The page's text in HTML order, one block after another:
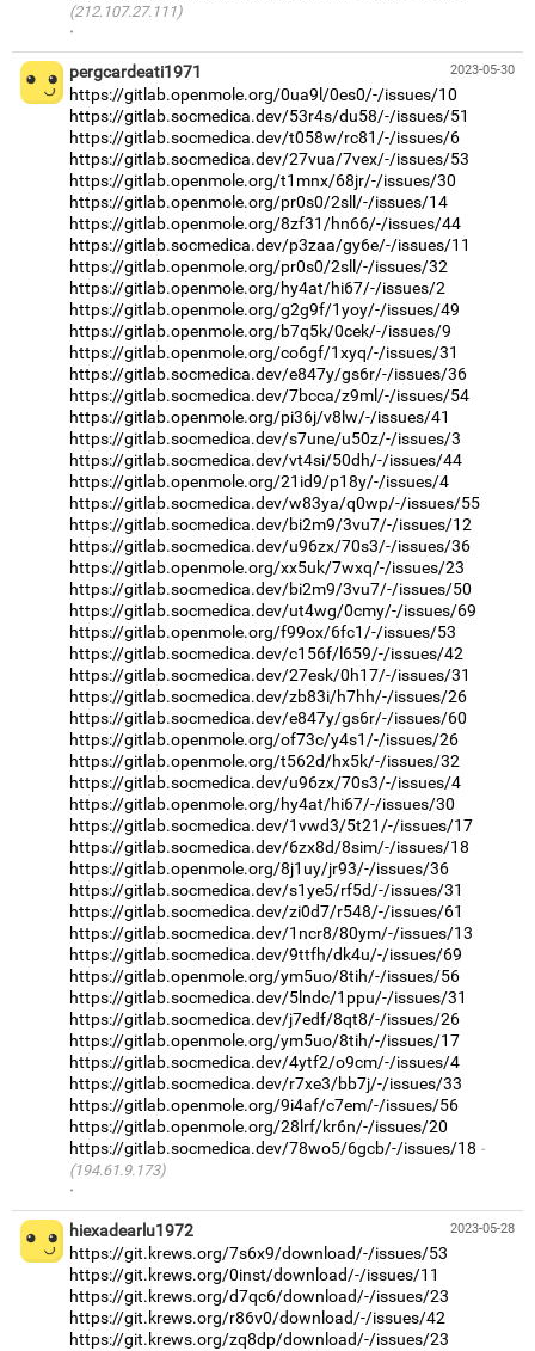
(212.107.27.111)
·
2023-05-30
pergcardeati1971
https://gitlab.openmole.org/0ua9l/0es0/-/issues/10
https://gitlab.socmedica.dev/53r4s/du58/-/issues/51
https://gitlab.socmedica.dev/t058w/rc81/-/issues/6
https://gitlab.socmedica.dev/27vua/7vex/-/issues/53
https://gitlab.openmole.org/t1mnx/68jr/-/issues/30
https://gitlab.openmole.org/pr0s0/2sll/-/issues/14
https://gitlab.openmole.org/8zf31/hn66/-/issues/44
https://gitlab.socmedica.dev/p3zaa/gy6e/-/issues/11
https://gitlab.openmole.org/pr0s0/2sll/-/issues/32
https://gitlab.openmole.org/hy4at/hi67/-/issues/2
https://gitlab.openmole.org/g2g9f/1yoy/-/issues/49
https://gitlab.openmole.org/b7q5k/0cek/-/issues/9
https://gitlab.openmole.org/co6gf/1xyq/-/issues/31
https://gitlab.socmedica.dev/e847y/gs6r/-/issues/36
https://gitlab.socmedica.dev/7bcca/z9ml/-/issues/54
https://gitlab.openmole.org/pi36j/v8lw/-/issues/41
https://gitlab.socmedica.dev/s7une/u50z/-/issues/3
https://gitlab.socmedica.dev/vt4si/50dh/-/issues/44
https://gitlab.openmole.org/21id9/p18y/-/issues/4
https://gitlab.socmedica.dev/w83ya/q0wp/-/issues/55
https://gitlab.socmedica.dev/bi2m9/3vu7/-/issues/12
https://gitlab.socmedica.dev/u96zx/70s3/-/issues/36
https://gitlab.openmole.org/xx5uk/7wxq/-/issues/23
https://gitlab.socmedica.dev/bi2m9/3vu7/-/issues/50
https://gitlab.socmedica.dev/ut4wg/0cmy/-/issues/69
https://gitlab.openmole.org/f99ox/6fc1/-/issues/53
https://gitlab.socmedica.dev/c156f/l659/-/issues/42
https://gitlab.socmedica.dev/27esk/0h17/-/issues/31
https://gitlab.socmedica.dev/zb83i/h7hh/-/issues/26
https://gitlab.socmedica.dev/e847y/gs6r/-/issues/60
https://gitlab.openmole.org/of73c/y4s1/-/issues/26
https://gitlab.openmole.org/t562d/hx5k/-/issues/32
https://gitlab.socmedica.dev/u96zx/70s3/-/issues/4
https://gitlab.openmole.org/hy4at/hi67/-/issues/30
https://gitlab.socmedica.dev/1vwd3/5t21/-/issues/17
https://gitlab.socmedica.dev/6zx8d/8sim/-/issues/18
https://gitlab.openmole.org/8j1uy/jr93/-/issues/36
https://gitlab.socmedica.dev/s1ye5/rf5d/-/issues/31
https://gitlab.socmedica.dev/zi0d7/r548/-/issues/61
https://gitlab.socmedica.dev/1ncr8/80ym/-/issues/13
https://gitlab.socmedica.dev/9ttfh/dk4u/-/issues/69
https://gitlab.openmole.org/ym5uo/8tih/-/issues/56
https://gitlab.socmedica.dev/5lndc/1ppu/-/issues/31
https://gitlab.socmedica.dev/j7edf/8qt8/-/issues/26
https://gitlab.openmole.org/ym5uo/8tih/-/issues/17
https://gitlab.socmedica.dev/4ytf2/o9cm/-/issues/4
https://gitlab.socmedica.dev/r7xe3/bb7j/-/issues/33
https://gitlab.openmole.org/9i4af/c7em/-/issues/56
https://gitlab.openmole.org/28lrf/kr6n/-/issues/20
https://gitlab.socmedica.dev/78wo5/6gcb/-/issues/18
(194.61.9.173)
·
2023-05-28
hiexadearlu1972
https://git.krews.org/7s6x9/download/-/issues/53
https://git.krews.org/0inst/download/-/issues/11
https://git.krews.org/d7qc6/download/-/issues/23
https://git.krews.org/r86v0/download/-/issues/42
https://git.krews.org/zq8dp/download/-/issues/23